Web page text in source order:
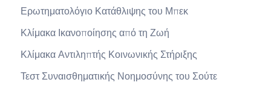
Ερωτηματολόγιο Κατάθλιψης του Μπεκ
Κλίμακα Ικανοποίησης από τη Ζωή
Κλίμακα Αντιληπτής Κοινωνικής Στήριξης
Τεστ Συναισθηματικής Νοημοσύνης του Σούτε